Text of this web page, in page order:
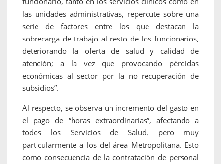
las unidades administrativas, repercute sobre una
serie de factores entre los que destacan la
sobrecarga de trabajo al resto de los funcionarios,
deteriorando la oferta de salud y calidad de
atención; a la vez que provocando pérdidas
económicas al sector por la no recuperación de
subsidios”.
Al respecto, se observa un incremento del gasto en
el pago de “horas extraordinarias”, afectando a
todos los Servicios de Salud, pero muy
particularmente a los del área Metropolitana. Esto
como consecuencia de la contratación de personal